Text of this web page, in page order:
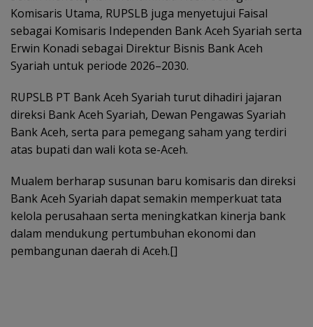
Komisaris Utama, RUPSLB juga menyetujui Faisal
sebagai Komisaris Independen Bank Aceh Syariah serta
Erwin Konadi sebagai Direktur Bisnis Bank Aceh
Syariah untuk periode 2026–2030.
RUPSLB PT Bank Aceh Syariah turut dihadiri jajaran
direksi Bank Aceh Syariah, Dewan Pengawas Syariah
Bank Aceh, serta para pemegang saham yang terdiri
atas bupati dan wali kota se-Aceh.
Mualem berharap susunan baru komisaris dan direksi
Bank Aceh Syariah dapat semakin memperkuat tata
kelola perusahaan serta meningkatkan kinerja bank
dalam mendukung pertumbuhan ekonomi dan
pembangunan daerah di Aceh.[]